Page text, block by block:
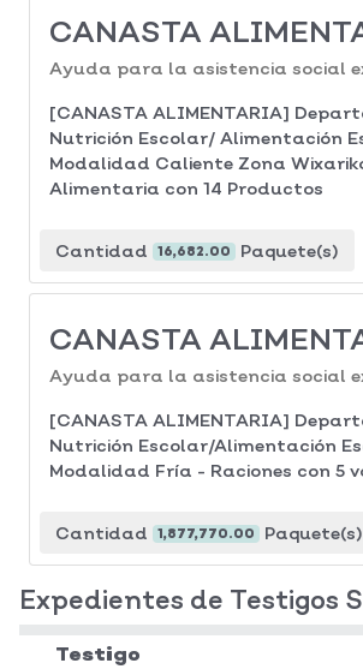
CANASTA
Ayuda para la asistencia social
[CANASTA ALIMENTARIA]
Nutrición Escolar/ Alimentación
Modalidad Caliente Zona
Alimentaria con 14 Productos
Cantidad 16,682.00 Paquete(s)
CANASTA
Ayuda para la asistencia social
[CANASTA ALIMENTARIA]
Nutrición Escolar/Alimentación
Modalidad Fría - Raciones con 5
Cantidad 1,877,770.00 Paquete(s)
Expedientes de Testigos
Testigo